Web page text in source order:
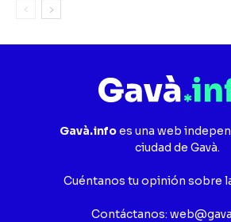
Gavà.infoes una web
ciudad de Gavà.
Cuéntanos tu opinión sobre
Contáctanos: